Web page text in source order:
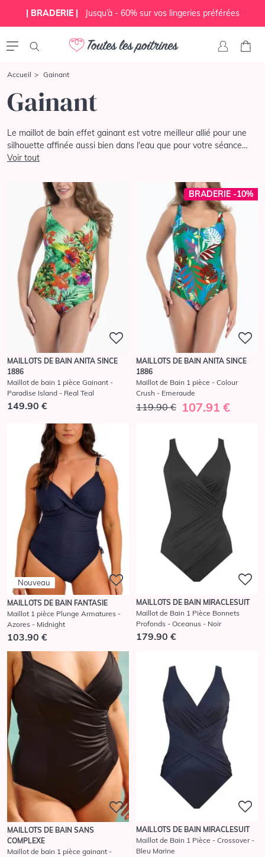
| BRADERIE | Jusqu’à - 60% sur vos lingeries préférées
Accueil Gainant
Gainant
Le maillot de bain effet gainant est votre meilleur allié pour une
silhouette affinée aussi bien dans l'eau que pour votre séance
bronzette au bord de la piscine ! Il camouflera avec élégance les
ou simplement uni, craquez pour un modèle gainant qui vous fera
gagner en assurance ! Pas de doute, la plus belle cet été c'est
Voir tout
MAILLOTS DE BAIN ANITA SINCE
1886
Maillot de bain 1 pièce Gainant -
Paradise Island - Real Teal
149.90 €
BRADERIE -10%
MAILLOTS DE BAIN ANITA SINCE
1886
Maillot de Bain 1 pièce - Colour
Crush - Emeraude
119.90 € 107.91 €
Nouveau
MAILLOTS DE BAIN FANTASIE
Maillot 1 pièce Plunge Armatures -
Azores - Midnight
103.90 €
MAILLOTS DE BAIN MIRACLESUIT
Maillot de Bain 1 Pièce Bonnets
Profonds - Oceanus - Noir
179.90 €
MAILLOTS DE BAIN SANS
COMPLEXE
Maillot de bain 1 pièce gainant -
MAILLOTS DE BAIN MIRACLESUIT
Maillot de Bain 1 Pièce - Crossover -
Bleu Marine